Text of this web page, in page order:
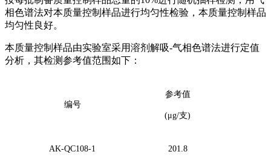
相色谱法对本质量控制样品进行均匀性检验，本质量控制样品
均匀性良好。
本质量控制样品由实验室采用溶剂解吸-气相色谱法进行定值
分析，其检测参考值范围如下：
编号
参考值
(μg/支)
AK-QC108-1 201.8